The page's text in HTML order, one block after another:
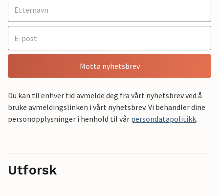
Motta nyhetsbrev
Du kan til enhver tid avmelde deg fra vårt nyhetsbrev ved å
bruke avmeldingslinken i vårt nyhetsbrev. Vi behandler dine
personopplysninger i henhold til vår persondatapolitikk.
Utforsk